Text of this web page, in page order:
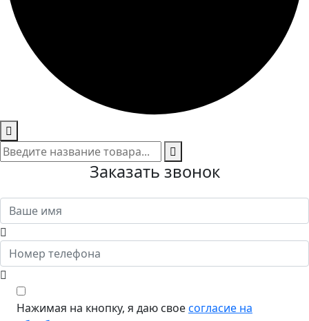
Заказать звонок
Нажимая на кнопку, я даю своесогласие на